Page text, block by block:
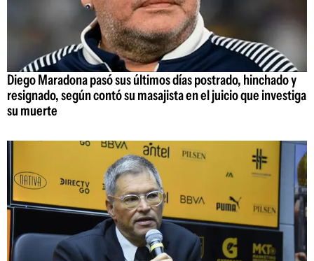
Diego Maradona pasó sus últimos días postrado, hinchado y
resignado, según contó su masajista en el juicio que investiga
su muerte